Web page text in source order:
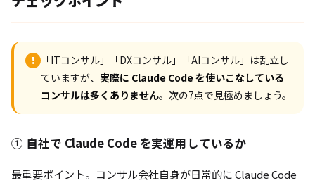
!
「ITコンサル」「DXコンサル」「AIコンサル」は乱立し
ていますが、 実際に Claude Code を使いこなしている
コンサルは多くありません。次の7点で見極めましょう。
① 自社で Claude Code を実運用しているか
最重要ポイント。コンサル会社自身が日常的に Claude Code